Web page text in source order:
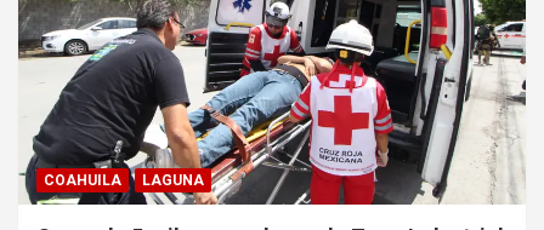
COAHUILA LAGUNA